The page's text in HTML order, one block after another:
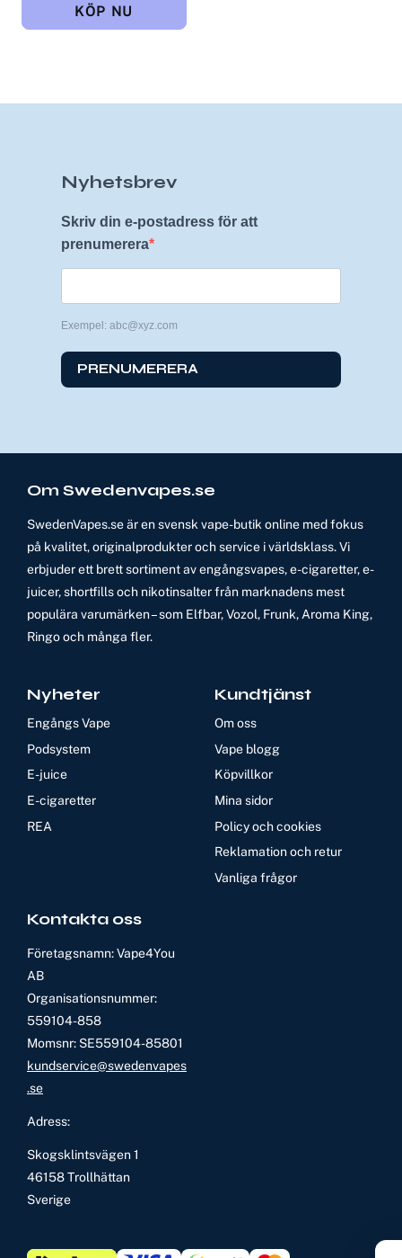
Nyhetsbrev
Skriv din e-postadress för att
prenumerera
Exempel: abc@xyz.com
PRENUMERERA
Om Swedenvapes.se
SwedenVapes.se är en svensk vape-butik online med fokus
på kvalitet, originalprodukter och service i världsklass. Vi
erbjuder ett brett sortiment av engångsvapes, e-cigaretter, e-
juicer, shortfills och nikotinsalter från marknadens mest
populära varumärken – som Elfbar, Vozol, Frunk, Aroma King,
Ringo och många fler.
Nyheter
Engångs Vape
Podsystem
E-juice
E-cigaretter
REA
Kundtjänst
Om oss
Vape blogg
Köpvillkor
Mina sidor
Policy och cookies
Reklamation och retur
Vanliga frågor
Kontakta oss
Företagsnamn: Vape4You
AB
Organisationsnummer:
559104-858
Momsnr: SE559104-85801
kundservice@swedenvapes
.se
Adress:
Skogsklintsvägen 1
46158 Trollhättan
Sverige